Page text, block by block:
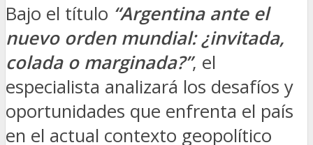
Bajo el título “Argentina ante el
nuevo orden mundial: ¿invitada,
colada o marginada?”, el
especialista analizará los desafíos y
oportunidades que enfrenta el país
en el actual contexto geopolítico